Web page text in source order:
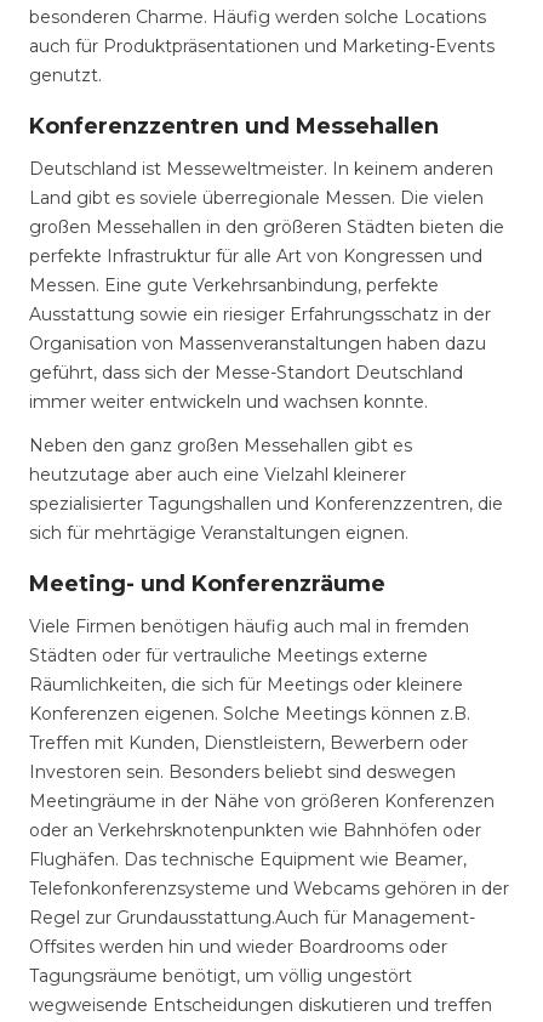
besonderen Charme. Häufig werden solche Locations
auch für Produktpräsentationen und Marketing-Events
genutzt.
Konferenzzentren und Messehallen
Deutschland ist Messeweltmeister. In keinem anderen
Land gibt es soviele überregionale Messen. Die vielen
großen Messehallen in den größeren Städten bieten die
perfekte Infrastruktur für alle Art von Kongressen und
Messen. Eine gute Verkehrsanbindung, perfekte
Ausstattung sowie ein riesiger Erfahrungsschatz in der
Organisation von Massenveranstaltungen haben dazu
geführt, dass sich der Messe-Standort Deutschland
immer weiter entwickeln und wachsen konnte.
Neben den ganz großen Messehallen gibt es
heutzutage aber auch eine Vielzahl kleinerer
spezialisierter Tagungshallen und Konferenzzentren, die
sich für mehrtägige Veranstaltungen eignen.
Meeting- und Konferenzräume
Viele Firmen benötigen häufig auch mal in fremden
Städten oder für vertrauliche Meetings externe
Räumlichkeiten, die sich für Meetings oder kleinere
Konferenzen eigenen. Solche Meetings können z.B.
Treffen mit Kunden, Dienstleistern, Bewerbern oder
Investoren sein. Besonders beliebt sind deswegen
Meetingräume in der Nähe von größeren Konferenzen
oder an Verkehrsknotenpunkten wie Bahnhöfen oder
Flughäfen. Das technische Equipment wie Beamer,
Telefonkonferenzsysteme und Webcams gehören in der
Regel zur Grundausstattung.Auch für Management-
Offsites werden hin und wieder Boardrooms oder
Tagungsräume benötigt, um völlig ungestört
wegweisende Entscheidungen diskutieren und treffen